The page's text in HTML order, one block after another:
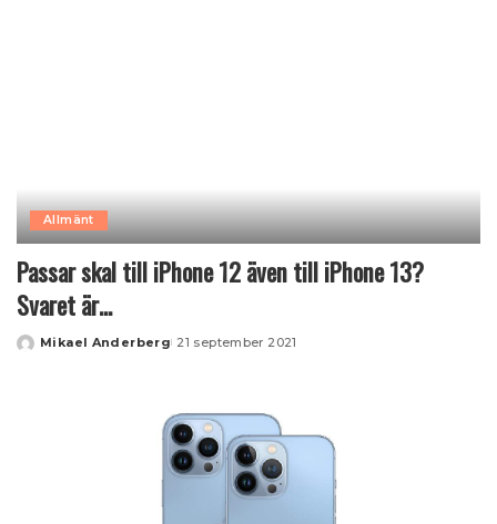
Allmänt
Passar skal till iPhone 12 även till iPhone 13?
Svaret är…
Posted
Mikael Anderberg 21 september 2021